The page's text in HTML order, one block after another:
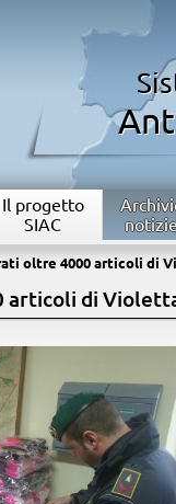
Il progetto
SIAC
oltre 4000 articoli di
articoli di